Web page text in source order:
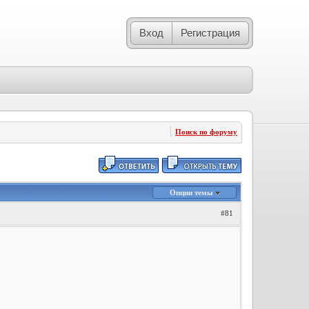
Вход Регистрация
Поиск по форуму
Опции темы
#81